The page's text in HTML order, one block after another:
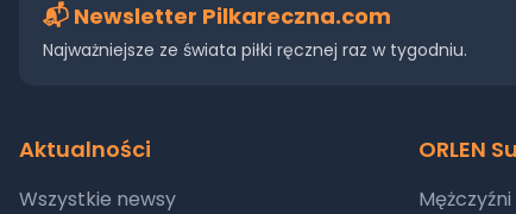
📬 Newsletter Pilkareczna.com
Najważniejsze ze świata piłki ręcznej raz w tygodniu.
Aktualności
Wszystkie newsy
ORLEN
Mężczyźni